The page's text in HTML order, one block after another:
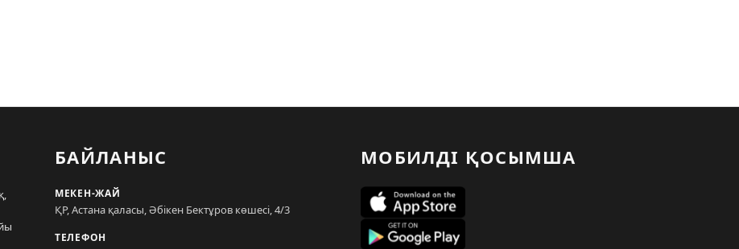
БАЙЛАНЫС
МЕКЕН-ЖАЙ
ҚР, Астана қаласы, Әбікен Бектұров көшесі, 4/3
ТЕЛЕФОН
МОБИЛДІ ҚОСЫМША